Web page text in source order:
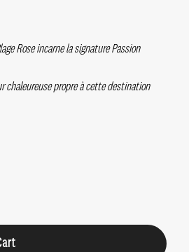
Rose incarne la signature Passion
chaleureuse propre à cette destination